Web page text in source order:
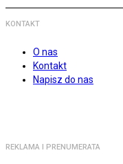
KONTAKT
O nas
Kontakt
Napisz do nas
REKLAMA I PRENUMERATA